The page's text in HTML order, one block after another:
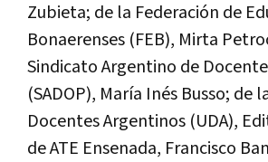
Zubieta; de la Federación de
Bonaerenses (FEB), Mirta
Sindicato Argentino de
(SADOP), María Inés Busso; de
Docentes Argentinos (UDA),
de ATE Ensenada, Francisco